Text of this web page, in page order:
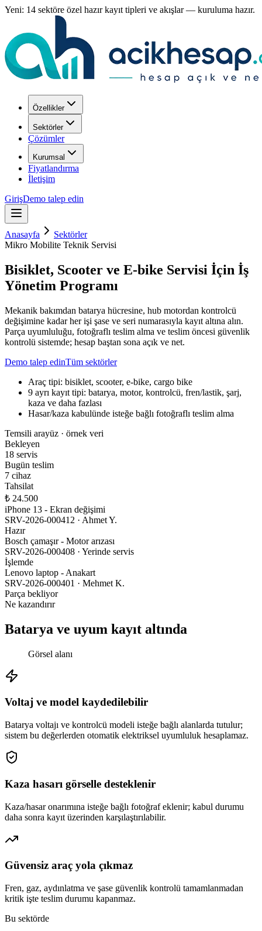
Yeni: 14 sektöre özel hazır kayıt tipleri ve akışlar — kuruluma hazır.
Özellikler
Sektörler
Çözümler
Kurumsal
Fiyatlandırma
İletişim
GirişDemo talep edin
Anasayfa
Sektörler
Mikro Mobilite Teknik Servisi
Bisiklet, Scooter ve E-bike Servisi İçin İş
Yönetim Programı
Mekanik bakımdan batarya hücresine, hub motordan kontrolcü
değişimine kadar her işi şase ve seri numarasıyla kayıt altına alın.
Parça uyumluluğu, fotoğraflı teslim alma ve teslim öncesi güvenlik
kontrolü sistemde; hesap baştan sona açık ve net.
Demo talep edinTüm sektörler
Araç tipi: bisiklet, scooter, e-bike, cargo bike
9 ayrı kayıt tipi: batarya, motor, kontrolcü, fren/lastik, şarj,
kaza ve daha fazlası
Hasar/kaza kabulünde isteğe bağlı fotoğraflı teslim alma
Temsili arayüz · örnek veri
Bekleyen
18 servis
Bugün teslim
7 cihaz
Tahsilat
₺ 24.500
iPhone 13 - Ekran değişimi
SRV-2026-000412 · Ahmet Y.
Hazır
Bosch çamaşır - Motor arızası
SRV-2026-000408 · Yerinde servis
İşlemde
Lenovo laptop - Anakart
SRV-2026-000401 · Mehmet K.
Parça bekliyor
Ne kazandırır
Batarya ve uyum kayıt altında
Görsel alanı
Voltaj ve model kaydedilebilir
Batarya voltajı ve kontrolcü modeli isteğe bağlı alanlarda tutulur;
sistem bu değerlerden otomatik elektriksel uyumluluk hesaplamaz.
Kaza hasarı görselle desteklenir
Kaza/hasar onarımına isteğe bağlı fotoğraf eklenir; kabul durumu
daha sonra kayıt üzerinden karşılaştırılabilir.
Güvensiz araç yola çıkmaz
Fren, gaz, aydınlatma ve şase güvenlik kontrolü tamamlanmadan
kritik işte teslim durumu kapanmaz.
Bu sektörde